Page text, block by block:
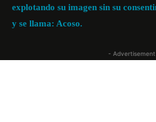
explotando su imagen sin su
y se llama: Acoso.
-